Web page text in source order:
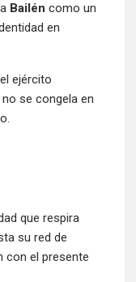
Bailén como un
en
ejército
se congela en
que respira
su red de
con el presente